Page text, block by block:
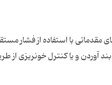
مقدماتی با استفاده از فشار